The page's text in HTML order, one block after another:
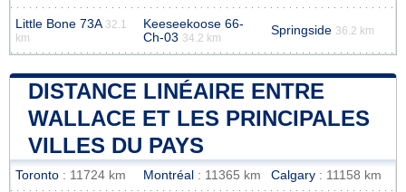
Little Bone 73A 32.1
km
Keeseekoose 66-
Ch-03 34.2 km
Springside 36.2 km
DISTANCE LINÉAIRE ENTRE
WALLACE ET LES PRINCIPALES
VILLES DU PAYS
Toronto : 11724 km Montréal : 11365 km Calgary : 11158 km